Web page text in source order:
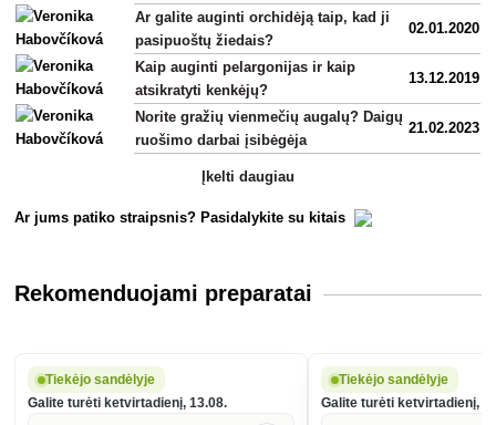
Ar galite auginti orchidėją taip, kad ji
pasipuoštų žiedais?
02.01.2020
Kaip auginti pelargonijas ir kaip
atsikratyti kenkėjų?
13.12.2019
Norite gražių vienmečių augalų? Daigų
ruošimo darbai įsibėgėja
21.02.2023
Įkelti daugiau
Ar jums patiko straipsnis? Pasidalykite su kitais
Rekomenduojami preparatai
Tiekėjo sandėlyje
Galite turėti ketvirtadienį, 13.08.
Tiekėjo sandėlyje
Galite turėti ketvirtadienį,